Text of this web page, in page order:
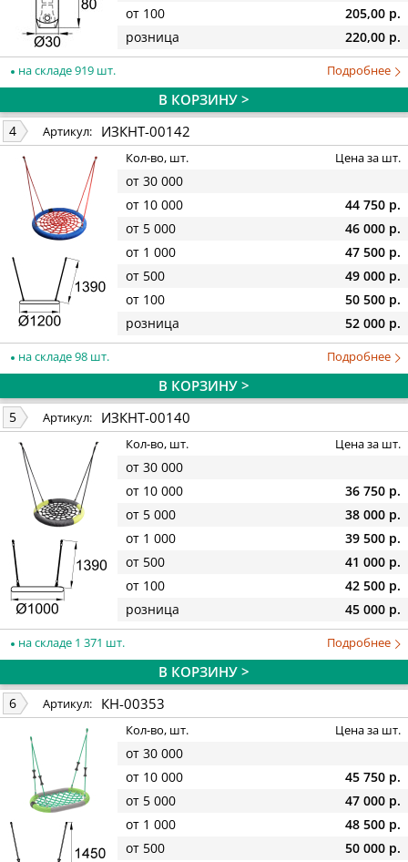
от 100
205,00 р.
розница
220,00 р.
на складе 919 шт. Подробнее
В КОРЗИНУ >
4 Артикул: ИЗКНТ-00142
Кол-во, шт. Цена за шт.
от 30 000
от 10 000
44 750 р.
от 5 000
46 000 р.
от 1 000
47 500 р.
от 500
49 000 р.
от 100
50 500 р.
розница
52 000 р.
на складе 98 шт. Подробнее
В КОРЗИНУ >
5 Артикул: ИЗКНТ-00140
Кол-во, шт. Цена за шт.
от 30 000
от 10 000
36 750 р.
от 5 000
38 000 р.
от 1 000
39 500 р.
от 500
41 000 р.
от 100
42 500 р.
розница
45 000 р.
на складе 1 371 шт. Подробнее
В КОРЗИНУ >
6 Артикул: КН-00353
Кол-во, шт. Цена за шт.
от 30 000
от 10 000
45 750 р.
от 5 000
47 000 р.
от 1 000
48 500 р.
от 500
50 000 р.